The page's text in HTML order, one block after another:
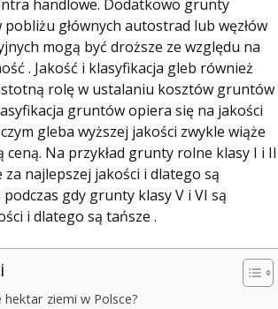
handlowe. Dodatkowo grunty
pobliżu głównych autostrad lub węzłów
mogą być droższe ze względu na
. Jakość i klasyfikacja gleb również
rolę w ustalaniu kosztów gruntów
gruntów opiera się na jakości
gleba wyższej jakości zwykle wiąże
ceną. Na przykład grunty rolne klasy I i II
za najlepszej jakości i dlatego są
gdy grunty klasy V i VI są
i dlatego są tańsze .
hektar ziemi w Polsce?